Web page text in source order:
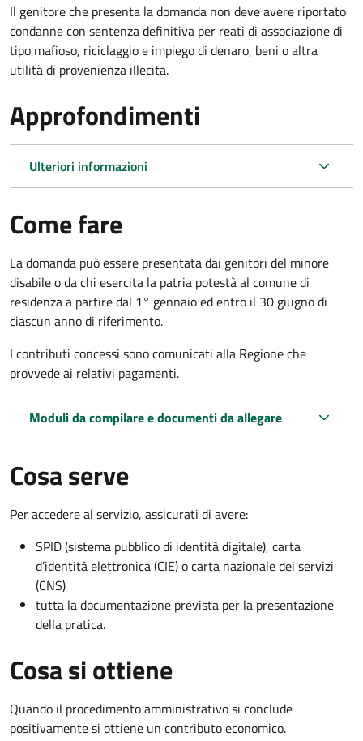
Il genitore che presenta la domanda non deve avere riportato
condanne con sentenza definitiva per reati di associazione di
tipo mafioso, riciclaggio e impiego di denaro, beni o altra
utilità di provenienza illecita.
Approfondimenti
Ulteriori informazioni
Come fare
La domanda può essere presentata dai genitori del minore
disabile o da chi esercita la patria potestà al comune di
residenza a partire dal 1° gennaio ed entro il 30 giugno di
ciascun anno di riferimento.
I contributi concessi sono comunicati alla Regione che
provvede ai relativi pagamenti.
Moduli da compilare e documenti da allegare
Cosa serve
Per accedere al servizio, assicurati di avere:
SPID (sistema pubblico di identità digitale), carta
d’identità elettronica (CIE) o carta nazionale dei servizi
(CNS)
tutta la documentazione prevista per la presentazione
della pratica.
Cosa si ottiene
Quando il procedimento amministrativo si conclude
positivamente si ottiene un contributo economico.